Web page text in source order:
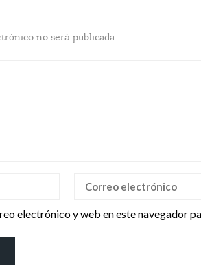
no será publicada.
electrónico y web en este navegador